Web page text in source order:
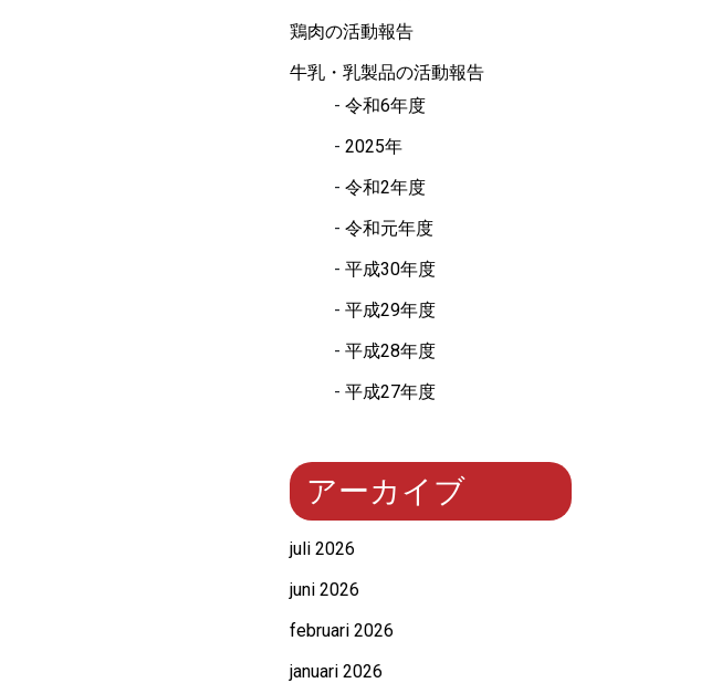
鶏肉の活動報告
牛乳・乳製品の活動報告
令和6年度
2025年
令和2年度
令和元年度
平成30年度
平成29年度
平成28年度
平成27年度
アーカイブ
juli 2026
juni 2026
februari 2026
januari 2026